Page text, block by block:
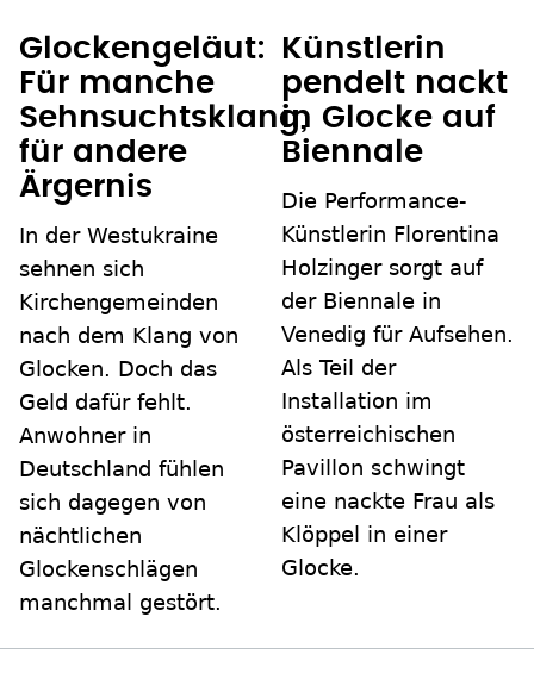
Glockengeläut:
Für manche
Sehnsuchtsklang,
für andere
Ärgernis
In der Westukraine
sehnen sich
Kirchengemeinden
nach dem Klang von
Glocken. Doch das
Geld dafür fehlt.
Anwohner in
Deutschland fühlen
sich dagegen von
nächtlichen
Glockenschlägen
manchmal gestört.
Künstlerin
pendelt nackt
in Glocke auf
Biennale
Die Performance-
Künstlerin Florentina
Holzinger sorgt auf
der Biennale in
Venedig für Aufsehen.
Als Teil der
Installation im
österreichischen
Pavillon schwingt
eine nackte Frau als
Klöppel in einer
Glocke.